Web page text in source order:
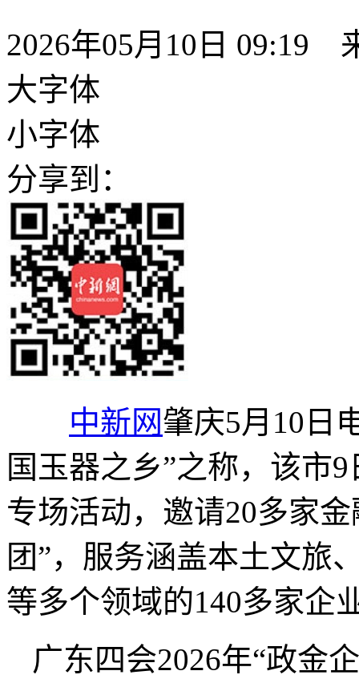
2026年05月10日 09:19
大字体
小字体
分享到：
中新网肇庆5月10日
国玉器之乡”之称，该市
专场活动，邀请20多家
团”，服务涵盖本土文旅
等多个领域的140多家企
广东四会2026年“政金